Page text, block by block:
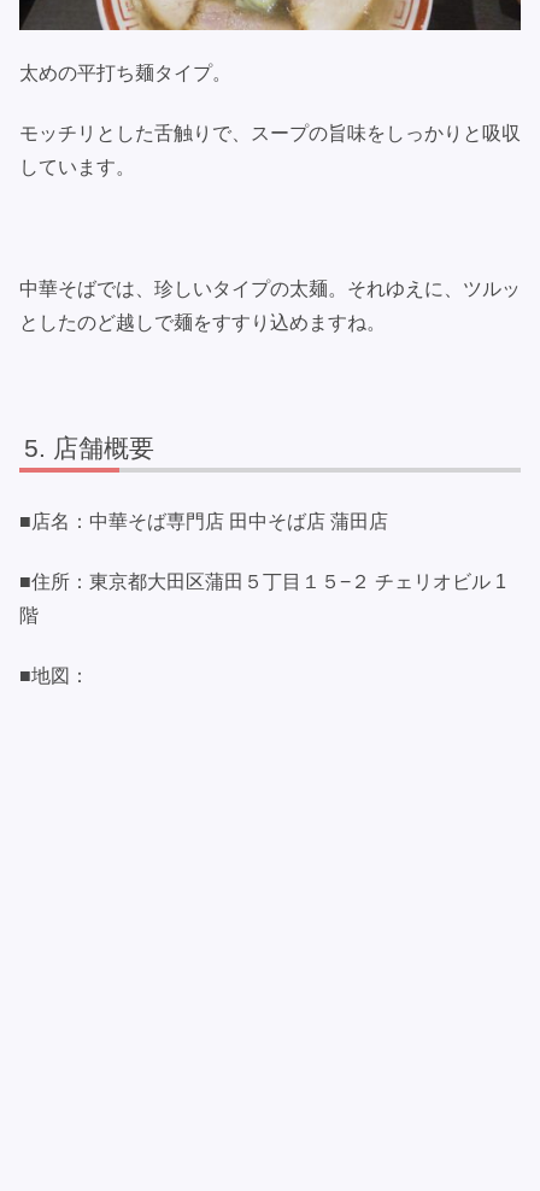
太めの平打ち麺タイプ。
モッチリとした舌触りで、スープの旨味をしっかりと吸収
しています。
中華そばでは、珍しいタイプの太麺。それゆえに、ツルッ
としたのど越しで麺をすすり込めますね。
店舗概要
■店名：中華そば専門店 田中そば店 蒲田店
■住所：東京都大田区蒲田５丁目１５−２ チェリオビル 1
階
■地図：